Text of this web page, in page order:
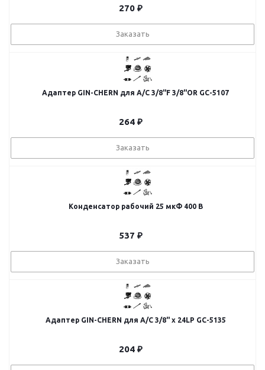
270₽
Заказать
Адаптер GIN-CHERN для A/C 3/8"F 3/8"OR GC-5107
264₽
Заказать
Конденсатор рабочий 25 мкФ 400 В
537 ₽
Заказать
Адаптер GIN-CHERN для A/C 3/8" x 24LP GC-5135
204₽